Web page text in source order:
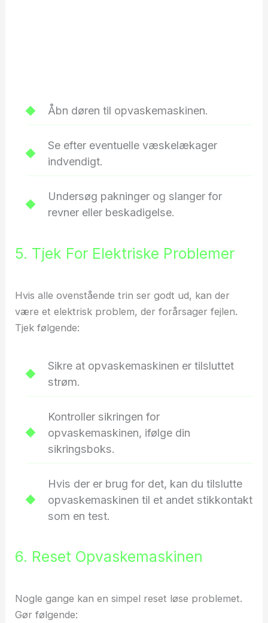
Åbn døren til opvaskemaskinen.
Se efter eventuelle væskelækager
indvendigt.
Undersøg pakninger og slanger for
revner eller beskadigelse.
5. Tjek For Elektriske Problemer
Hvis alle ovenstående trin ser godt ud, kan der
være et elektrisk problem, der forårsager fejlen.
Tjek følgende:
Sikre at opvaskemaskinen er tilsluttet
strøm.
Kontroller sikringen for
opvaskemaskinen, ifølge din
sikringsboks.
Hvis der er brug for det, kan du tilslutte
opvaskemaskinen til et andet stikkontakt
som en test.
6. Reset Opvaskemaskinen
Nogle gange kan en simpel reset løse problemet.
Gør følgende: